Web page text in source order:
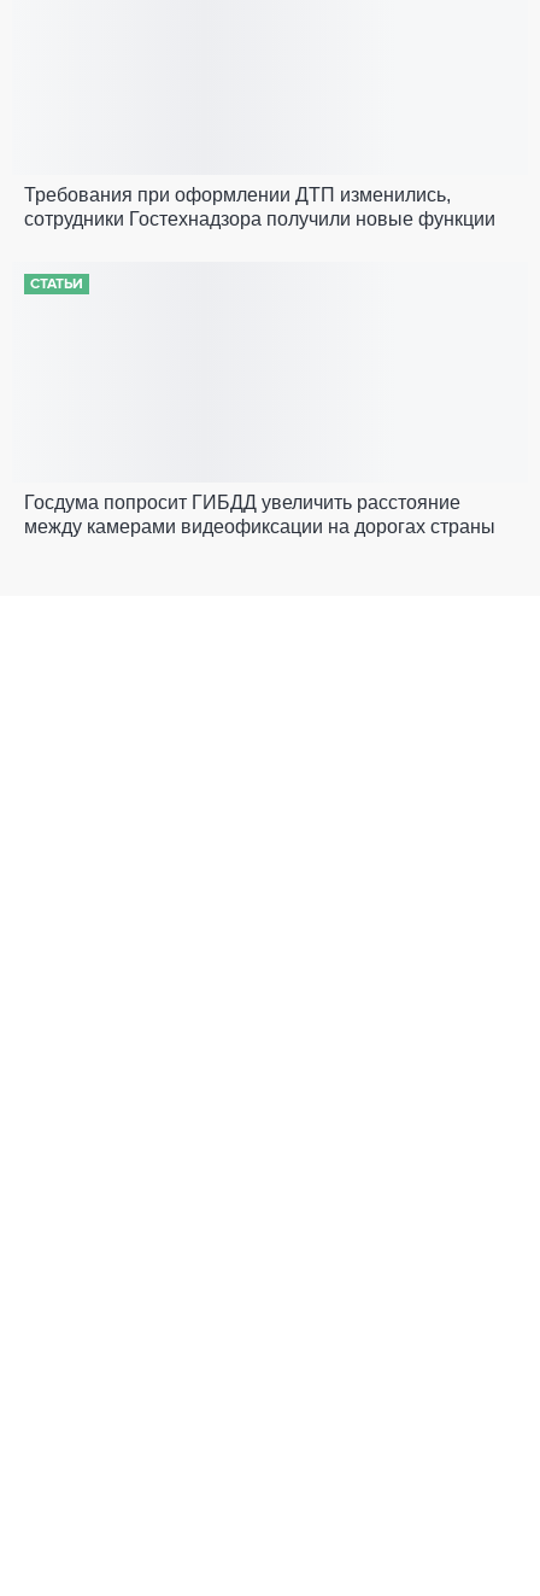
Требования при оформлении ДТП изменились,
сотрудники Гостехнадзора получили новые функции
СТАТЬИ
Госдума попросит ГИБДД увеличить расстояние
между камерами видеофиксации на дорогах страны